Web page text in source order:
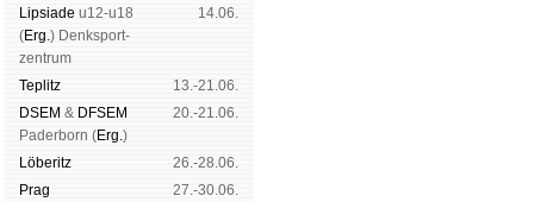
Lipsiade u12-u18
(Erg.) Denk­sport­
zen­trum
14.06.
Tep­litz
13.-21.06.
DSEM & DFSEM
Pader­born (Erg.)
20.-21.06.
Lö­be­ritz
26.-28.06.
Prag
27.-30.06.